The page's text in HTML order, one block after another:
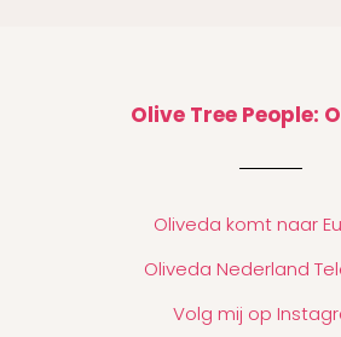
Olive Tree People:
Oliveda komt naar
Oliveda Nederland
Volg mij op